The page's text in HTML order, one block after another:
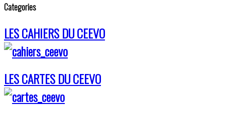
Categories
LES CAHIERS DU CEEVO
LES CARTES DU CEEVO